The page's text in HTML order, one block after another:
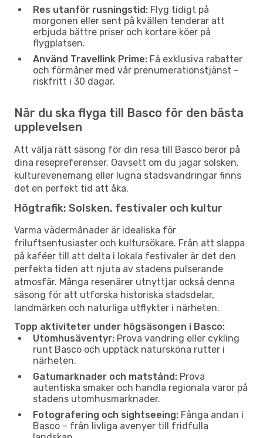
Res utanför rusningstid: Flyg tidigt på
morgonen eller sent på kvällen tenderar att
erbjuda bättre priser och kortare köer på
flygplatsen.
Använd Travellink Prime: Få exklusiva rabatter
och förmåner med vår prenumerationstjänst –
riskfritt i 30 dagar.
När du ska flyga till Basco för den bästa
upplevelsen
Att välja rätt säsong för din resa till Basco beror på
dina resepreferenser. Oavsett om du jagar solsken,
kulturevenemang eller lugna stadsvandringar finns
det en perfekt tid att åka.
Högtrafik: Solsken, festivaler och kultur
Varma vädermånader är idealiska för
friluftsentusiaster och kultursökare. Från att slappa
på kaféer till att delta i lokala festivaler är det den
perfekta tiden att njuta av stadens pulserande
atmosfär. Många resenärer utnyttjar också denna
säsong för att utforska historiska stadsdelar,
landmärken och naturliga utflykter i närheten.
Topp aktiviteter under högsäsongen i Basco:
Utomhusäventyr: Prova vandring eller cykling
runt Basco och upptäck natursköna rutter i
närheten.
Gatumarknader och matstånd: Prova
autentiska smaker och handla regionala varor på
stadens utomhusmarknader.
Fotografering och sightseeing: Fånga andan i
Basco – från livliga avenyer till fridfulla